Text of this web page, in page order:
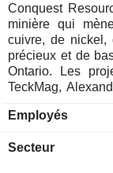
Conquest
minière qui
cuivre, de nickel,
précieux et de
Ontario. Les
TeckMag,
dans le camp
TeckMag, la
Employés
Secteur